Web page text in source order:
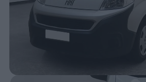
Marchi